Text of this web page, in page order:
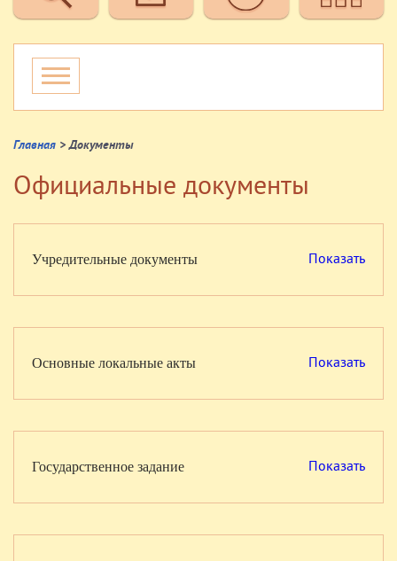
Главная > Документы
Официальные документы
Учредительные документы Показать
Основные локальные акты Показать
Государственное задание Показать